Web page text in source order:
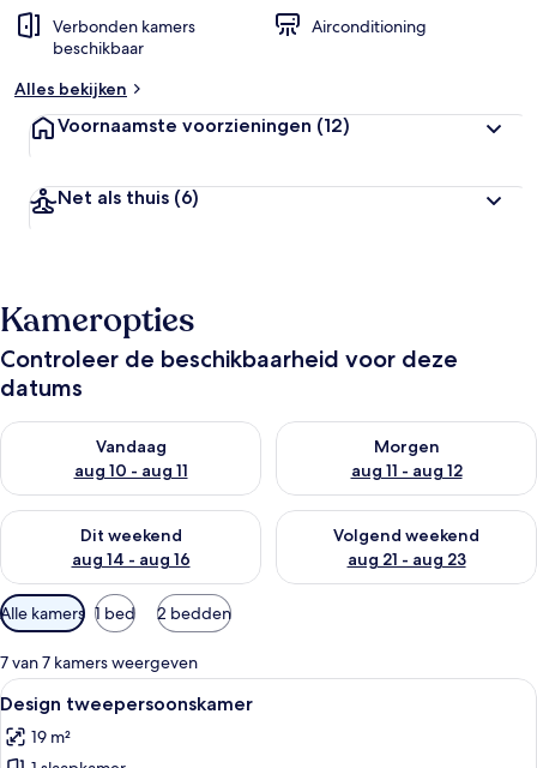
Verbonden kamers
beschikbaar
Airconditioning
Alles bekijken
Voornaamste voorzieningen (12)
Net als thuis (6)
Kameropties
Controleer de beschikbaarheid voor deze
datums
Vandaag
aug 10 - aug 11
De beschikbaarheid controleren voor vanavond aug 10 - aug
Morgen
aug 11 - aug 12
De beschikbaarheid
Dit weekend
aug 14 - aug 16
De beschikbaarheid controleren voor dit weekend aug 14 -
Volgend weekend
aug 21 - aug 23
De beschikbaarheid
Beschikbare
filters
voor
kamers
Alle kamers 1 bed 2 bedden
7 van 7 kamers weergeven
Alle
foto's
voor
Design tweepersoonskamer | Een
7
Design tweepersoonskamer
19 m²